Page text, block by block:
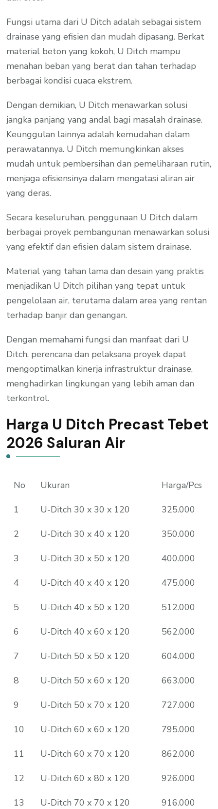
Fungsi utama dari U Ditch adalah sebagai sistem
drainase yang efisien dan mudah dipasang. Berkat
material beton yang kokoh, U Ditch mampu
menahan beban yang berat dan tahan terhadap
berbagai kondisi cuaca ekstrem.
Dengan demikian, U Ditch menawarkan solusi
jangka panjang yang andal bagi masalah drainase.
Keunggulan lainnya adalah kemudahan dalam
perawatannya. U Ditch memungkinkan akses
mudah untuk pembersihan dan pemeliharaan rutin,
menjaga efisiensinya dalam mengatasi aliran air
yang deras.
Secara keseluruhan, penggunaan U Ditch dalam
berbagai proyek pembangunan menawarkan solusi
yang efektif dan efisien dalam sistem drainase.
Material yang tahan lama dan desain yang praktis
menjadikan U Ditch pilihan yang tepat untuk
pengelolaan air, terutama dalam area yang rentan
terhadap banjir dan genangan.
Dengan memahami fungsi dan manfaat dari U
Ditch, perencana dan pelaksana proyek dapat
mengoptimalkan kinerja infrastruktur drainase,
menghadirkan lingkungan yang lebih aman dan
terkontrol.
Harga U Ditch Precast Tebet
2026 Saluran Air
No Ukuran Harga/Pcs
1 U-Ditch 30 x 30 x 120 325.000
2 U-Ditch 30 x 40 x 120 350.000
3 U-Ditch 30 x 50 x 120 400.000
4 U-Ditch 40 x 40 x 120 475.000
5 U-Ditch 40 x 50 x 120 512.000
6 U-Ditch 40 x 60 x 120 562.000
7 U-Ditch 50 x 50 x 120 604.000
8 U-Ditch 50 x 60 x 120 663.000
9 U-Ditch 50 x 70 x 120 727.000
10 U-Ditch 60 x 60 x 120 795.000
11 U-Ditch 60 x 70 x 120 862.000
12 U-Ditch 60 x 80 x 120 926.000
13 U-Ditch 70 x 70 x 120 916.000